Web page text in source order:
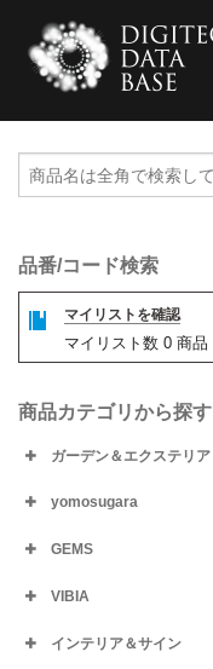
品番/コード検索
マイリストを確認
マイリスト数 0 商品
商品カテゴリから探す
ガーデン＆エクステリア
yomosugara
GEMS
VIBIA
インテリア＆サイン